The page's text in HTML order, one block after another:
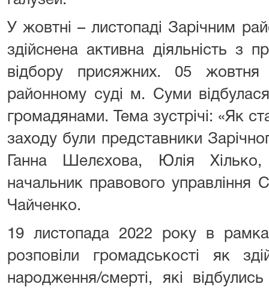
У жовтні – листопаді Зарічним
здійснена активна діяльність з
відбору присяжних. 05
районному суді м. Суми
громадянами. Тема зустрічі: «Як
заходу були представники
Ганна Шелєхова, Юлія
начальник правового управління
Чайченко.
19 листопада 2022 року в
розповіли громадськості як
народження/смерті, які